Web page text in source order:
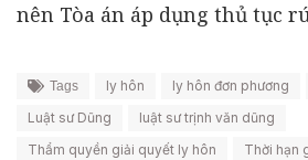
nên Tòa án áp dụng thủ tục
Tags ly hôn ly hôn đơn phương
Luật sư Dũng
luật sư trịnh văn dũng
Thẩm quyền giải quyết ly hôn
Thời hạn